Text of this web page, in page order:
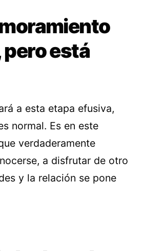
está
a esta etapa efusiva,
normal. Es en este
verdaderamente
a disfrutar de otro
y la relación se pone